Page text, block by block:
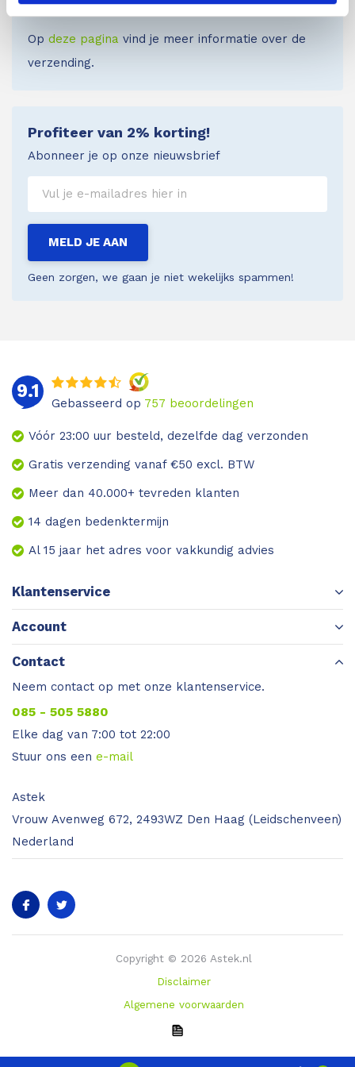
(B).
Op deze pagina vind je meer informatie over de
verzending.
Profiteer van 2% korting!
Abonneer je op onze nieuwsbrief
Geen zorgen, we gaan je niet wekelijks spammen!
MELD JE AAN
9.1
Gebasseerd op 757 beoordelingen
Vóór 23:00 uur besteld, dezelfde dag verzonden
Gratis verzending vanaf €50 excl. BTW
Meer dan 40.000+ tevreden klanten
14 dagen bedenktermijn
Al 15 jaar het adres voor vakkundig advies
Klantenservice
Account
Contact
Neem contact op met onze klantenservice.
085 - 505 5880
Elke dag van 7:00 tot 22:00
Stuur ons een e-mail
Astek
Vrouw Avenweg 672, 2493WZ Den Haag (Leidschenveen)
Nederland
Copyright © 2026 Astek.nl
Disclaimer
Algemene voorwaarden